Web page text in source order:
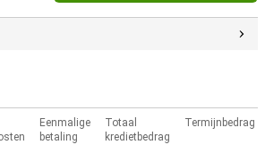
Eenmalige
betaling
Totaal
kredietbedrag
Termijnbedrag